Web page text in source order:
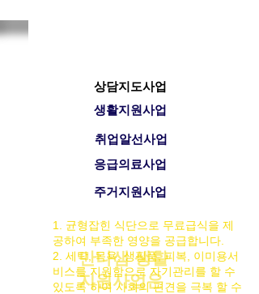
상담지도사업
생활지원사업
취업알선사업
응급의료사업
주거지원사업
만나샘 생활
지원사업은
1. 균형잡힌 식단으로 무료급식을 제
공하여 부족한 영양을 공급합니다.
2. 세탁, 목욕, 생필품, 피복, 이미용서
비스를 지원함으로 자기관리를 할 수
있도록 하여 사회의 편견을 극복 할 수